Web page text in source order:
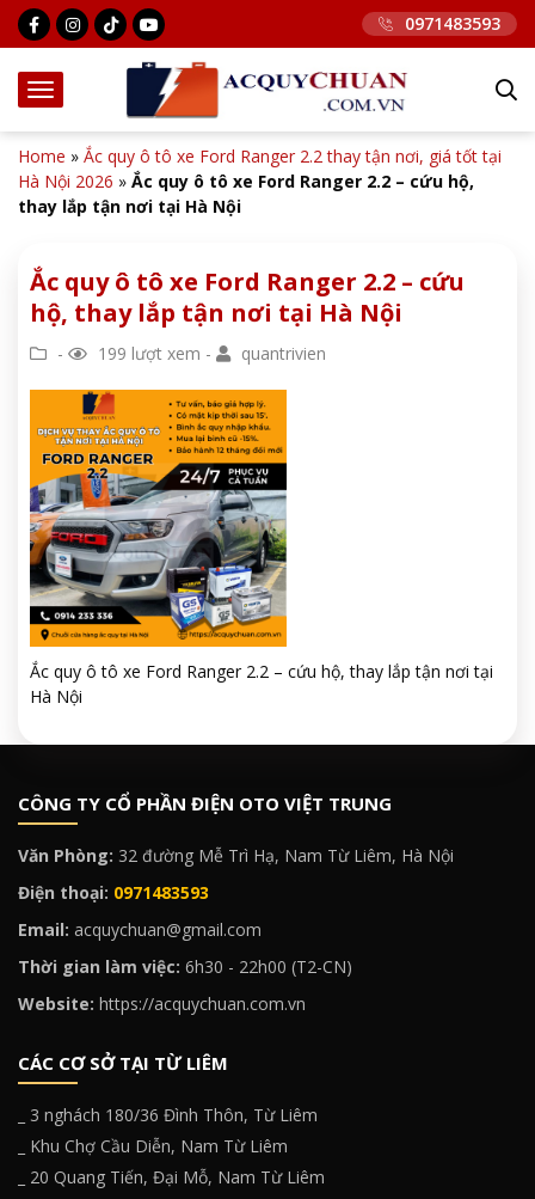
0971483593
Home » Ắc quy ô tô xe Ford Ranger 2.2 thay tận nơi, giá tốt tại
Hà Nội 2026 » Ắc quy ô tô xe Ford Ranger 2.2 – cứu hộ,
thay lắp tận nơi tại Hà Nội
Ắc quy ô tô xe Ford Ranger 2.2 – cứu
hộ, thay lắp tận nơi tại Hà Nội
- 199 lượt xem - quantrivien
Ắc quy ô tô xe Ford Ranger 2.2 – cứu hộ, thay lắp tận nơi tại
Hà Nội
CÔNG TY CỔ PHẦN ĐIỆN OTO VIỆT TRUNG
Văn Phòng: 32 đường Mễ Trì Hạ, Nam Từ Liêm, Hà Nội
Điện thoại: 0971483593
Email: acquychuan@gmail.com
Thời gian làm việc: 6h30 - 22h00 (T2-CN)
Website: https://acquychuan.com.vn
CÁC CƠ SỞ TẠI TỪ LIÊM
_ 3 nghách 180/36 Đình Thôn, Từ Liêm
_ Khu Chợ Cầu Diễn, Nam Từ Liêm
_ 20 Quang Tiến, Đại Mỗ, Nam Từ Liêm